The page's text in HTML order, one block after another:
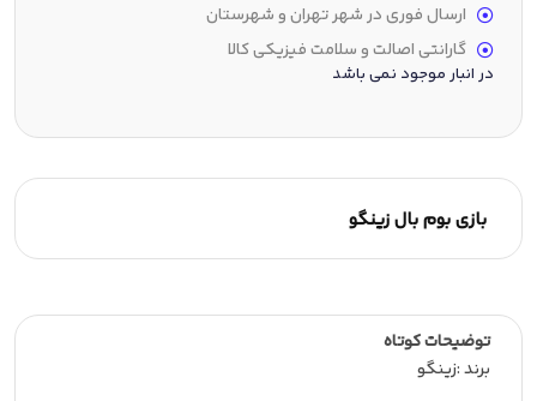
بازی بوم بال زینگو
توضیحات کوتاه
برند :زینگو
ارسال فوری در شهر تهران و شهرستان
گارانتی اصالت و سلامت فیزیکی کالا
در انبار موجود نمی باشد